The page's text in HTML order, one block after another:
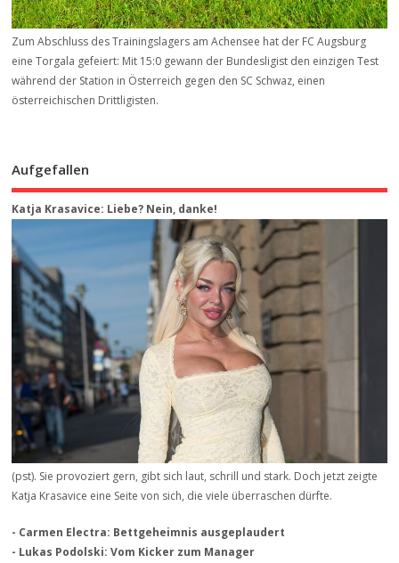
Zum Abschluss des Trainingslagers am Achensee hat der FC Augsburg
eine Torgala gefeiert: Mit 15:0 gewann der Bundesligist den einzigen Test
während der Station in Österreich gegen den SC Schwaz, einen
österreichischen Drittligisten.
Aufgefallen
Katja Krasavice: Liebe? Nein, danke!
(pst). Sie provoziert gern, gibt sich laut, schrill und stark. Doch jetzt zeigte
Katja Krasavice eine Seite von sich, die viele überraschen dürfte.
- Carmen Electra: Bettgeheimnis ausgeplaudert
- Lukas Podolski: Vom Kicker zum Manager